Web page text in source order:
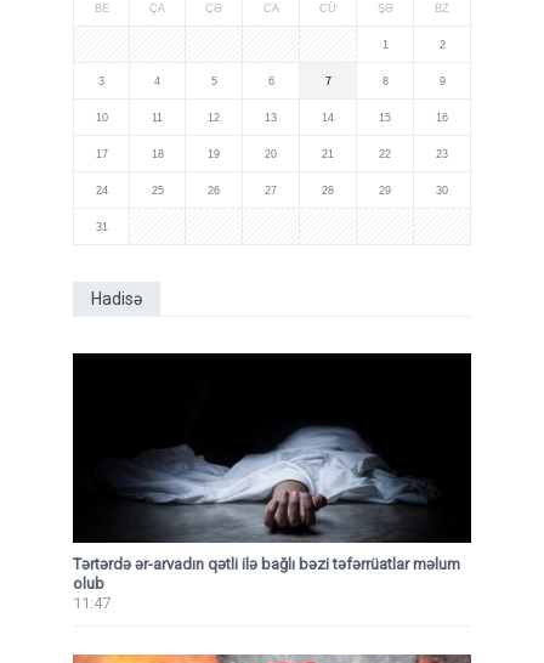
BE ÇA ÇƏ CA CÜ ŞƏ BZ
1 2
3 4 5 6 7 8 9
10 11 12 13 14 15 16
17 18 19 20 21 22 23
24 25 26 27 28 29 30
31
Hadisə
Tərtərdə ər-arvadın qətli ilə bağlı bəzi təfərrüatlar məlum
olub
11:47